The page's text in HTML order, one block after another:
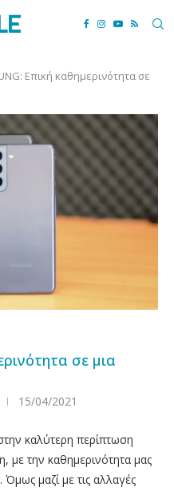
Επική καθημερινότητα σε
σε μια
15/04/2021
καλύτερη περίπτωση
με την καθημερινότητα μας
μαζί με τις αλλαγές